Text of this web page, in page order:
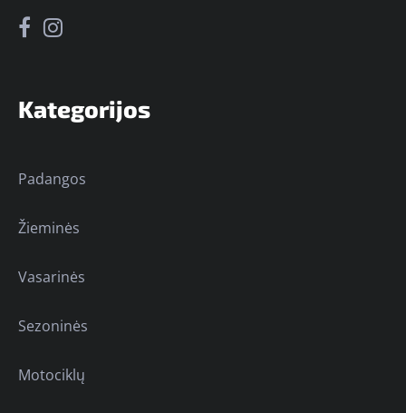
Kategorijos
Padangos
Žieminės
Vasarinės
Sezoninės
Motociklų